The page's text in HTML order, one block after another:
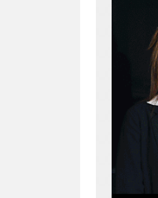
סמים
עו"ד